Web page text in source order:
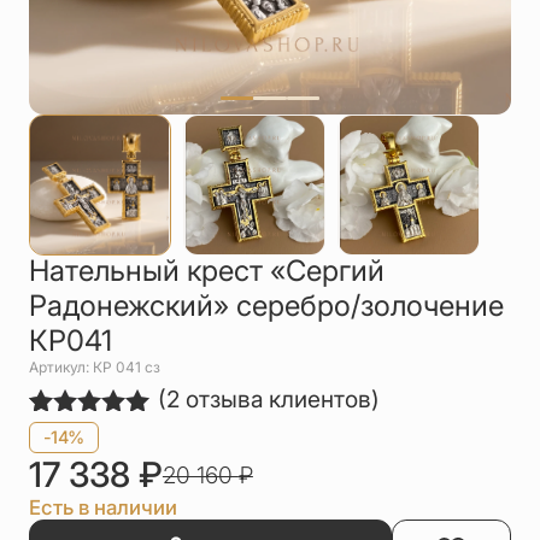
Упаковка
Цепи
Шнурки на
шею
Другое
Нательный крест «Сергий
Радонежский» серебро/золочение
КР041
Артикул: КР 041 сз
Рейтинг
5.00из 5
на основе
опроса
2
пользователей
(2 отзыва клиентов)
-14%
17 338 ₽20 160₽
Есть в наличии